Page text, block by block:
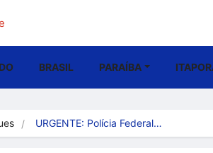
BRASIL PARAÍBA
URGENTE: Polícia Federal…